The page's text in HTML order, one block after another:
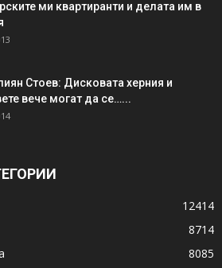
ми квартиранти и делата им в
Стоев: Дисковата херния и
вече могат да се…...
12414
8714
8085